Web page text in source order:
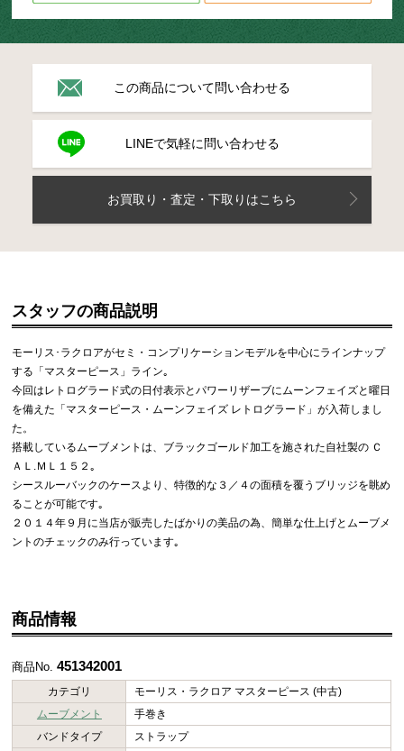
この商品について問い合わせる
LINEで気軽に問い合わせる
お買取り・査定・下取りはこちら
スタッフの商品説明
モーリス･ラクロアがセミ・コンプリケーションモデルを中心にラインナップ
する「マスターピース」ライン｡
今回はレトログラード式の日付表示とパワーリザーブにムーンフェイズと曜日
を備えた「マスターピース・ムーンフェイズ レトログラード」が入荷しまし
た。
搭載しているムーブメントは、ブラックゴールド加工を施された自社製の Ｃ
ＡＬ.ＭＬ１５２｡
シースルーバックのケースより、特徴的な３／４の面積を覆うブリッジを眺め
ることが可能です｡
２０１４年９月に当店が販売したばかりの美品の為、簡単な仕上げとムーブメ
ントのチェックのみ行っています｡
商品情報
商品No.451342001
カテゴリ
モーリス・ラクロア マスターピース (中古)
ムーブメント
手巻き
バンドタイプ
ストラップ